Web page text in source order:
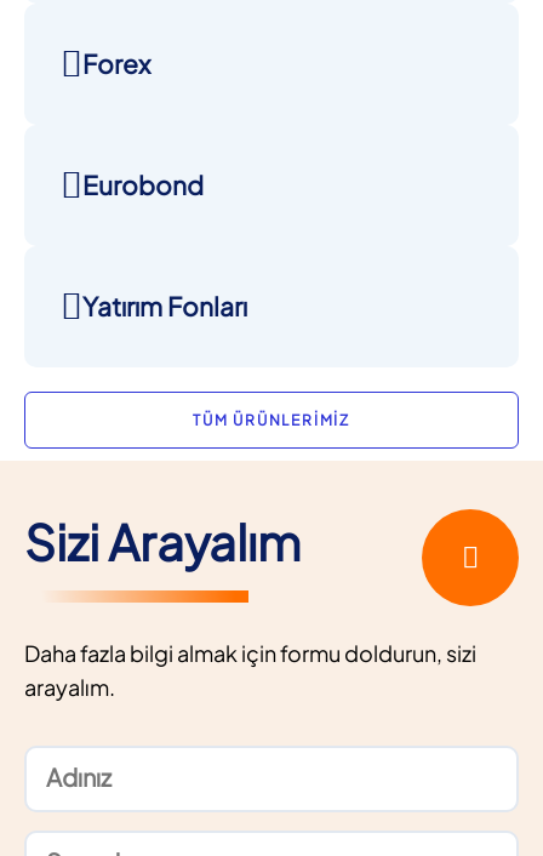
Forex
Eurobond
Yatırım Fonları
TÜM ÜRÜNLERİMİZ
Sizi Arayalım
Daha fazla bilgi almak için formu doldurun, sizi
arayalım.